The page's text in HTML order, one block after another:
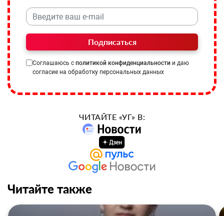
Подписаться
Соглашаюсь с политикой конфиденциальности и даю
согласие на обработку персональных данных
ЧИТАЙТЕ «УГ» В:
Читайте также